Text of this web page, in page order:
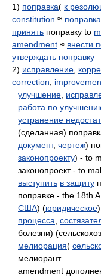
1) поправка( к
constitution ≈
принять поправку to
amendment ≈ внести
утверждать поправку
2) исправление
correction
улучшение
работа по
устранение
(сделанная)
документ, чертеж)
законопроекту) - to
законопроект - to
выступить в защиту
поправке - the 18th
США) (юридическое
процесса
болезни)
мелиорация(
мелиорант
amendment